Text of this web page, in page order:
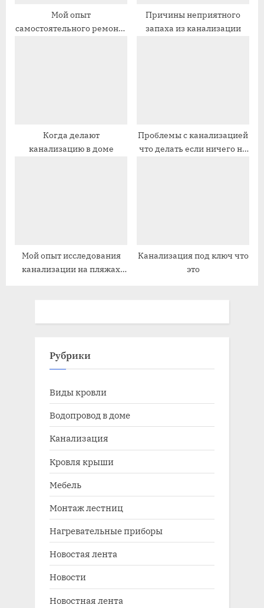
и
и
Мой опыт
самостоятельного ремонта
Причины неприятного
запаха из канализации
Когда делают
канализацию в доме
Проблемы с канализацией
что делать если ничего не
Мой опыт исследования
канализации на пляжах
Канализация под ключ что
это
Рубрики
Виды кровли
Водопровод в доме
Канализация
Кровля крыши
Мебель
Монтаж лестниц
Нагревательные приборы
Новостая лента
Новости
Новостная лента